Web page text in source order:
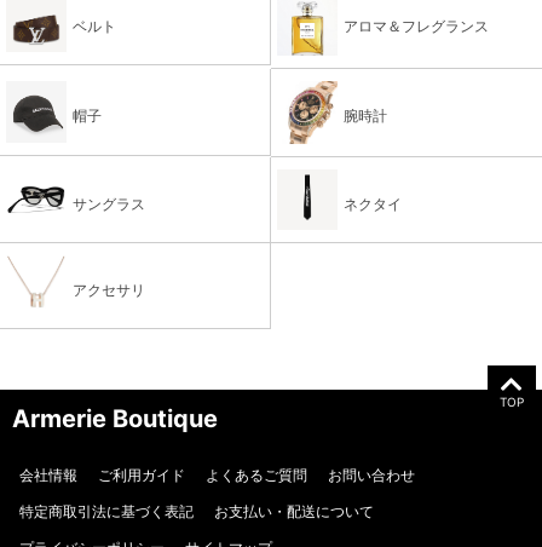
ベルト アロマ＆フレグランス
帽子 腕時計
サングラス ネクタイ
アクセサリ
TOP
Armerie Boutique
会社情報 ご利用ガイド よくあるご質問
お問い合わせ
特定商取引法に基づく表記
お支払い・配送について